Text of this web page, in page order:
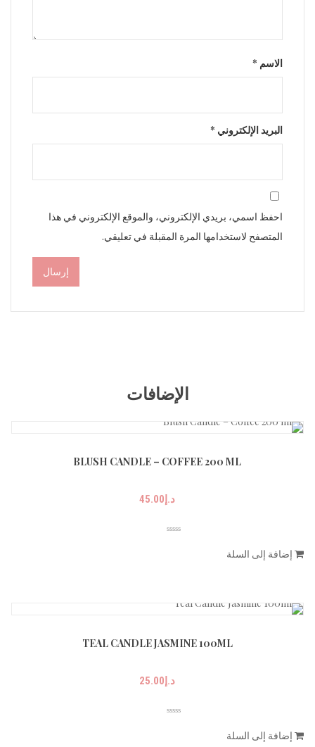
الاسم *
البريد الإلكتروني *
احفظ اسمي، بريدي الإلكتروني، والموقع الإلكتروني في هذا
المتصفح لاستخدامها المرة المقبلة في تعليقي.
الإضافات
BLUSH CANDLE – COFFEE 200 ML
د.إ45.00
إضافة إلى السلة
TEAL CANDLE JASMINE 100ML
د.إ25.00
إضافة إلى السلة